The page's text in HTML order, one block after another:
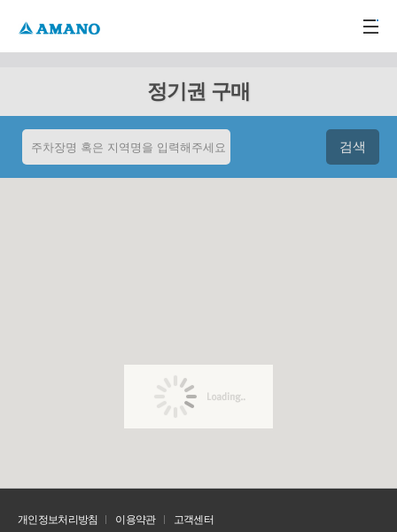
정기권 구매
개인정보처리방침 이용약관 고객센터